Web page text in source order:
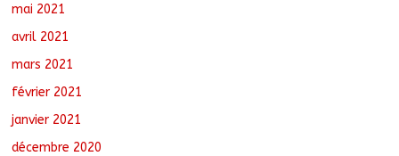
mai 2021
avril 2021
mars 2021
février 2021
janvier 2021
décembre 2020